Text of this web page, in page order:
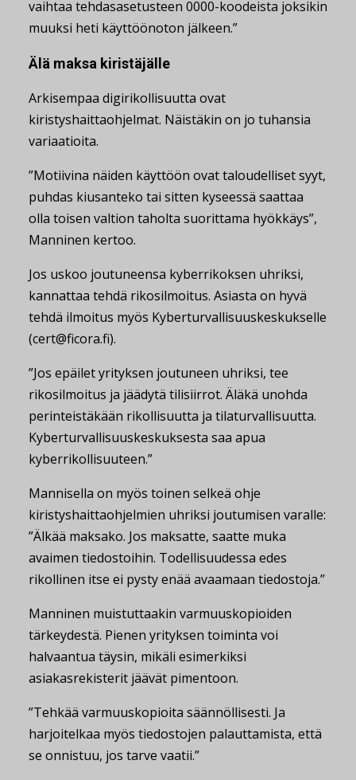
vaihtaa tehdasasetusteen 0000-koodeista joksikin
muuksi heti käyttöönoton jälkeen.”
Älä maksa kiristäjälle
Arkisempaa digirikollisuutta ovat
kiristyshaittaohjelmat. Näistäkin on jo tuhansia
variaatioita.
”Motiivina näiden käyttöön ovat taloudelliset syyt,
puhdas kiusanteko tai sitten kyseessä saattaa
olla toisen valtion taholta suorittama hyökkäys”,
Manninen kertoo.
Jos uskoo joutuneensa kyberrikoksen uhriksi,
kannattaa tehdä rikosilmoitus. Asiasta on hyvä
tehdä ilmoitus myös Kyberturvallisuuskeskukselle
(cert@ficora.fi).
”Jos epäilet yrityksen joutuneen uhriksi, tee
rikosilmoitus ja jäädytä tilisiirrot. Äläkä unohda
perinteistäkään rikollisuutta ja tilaturvallisuutta.
Kyberturvallisuuskeskuksesta saa apua
kyberrikollisuuteen.”
Mannisella on myös toinen selkeä ohje
kiristyshaittaohjelmien uhriksi joutumisen varalle:
”Älkää maksako. Jos maksatte, saatte muka
avaimen tiedostoihin. Todellisuudessa edes
rikollinen itse ei pysty enää avaamaan tiedostoja.”
Manninen muistuttaakin varmuuskopioiden
tärkeydestä. Pienen yrityksen toiminta voi
halvaantua täysin, mikäli esimerkiksi
asiakasrekisterit jäävät pimentoon.
”Tehkää varmuuskopioita säännöllisesti. Ja
harjoitelkaa myös tiedostojen palauttamista, että
se onnistuu, jos tarve vaatii.”